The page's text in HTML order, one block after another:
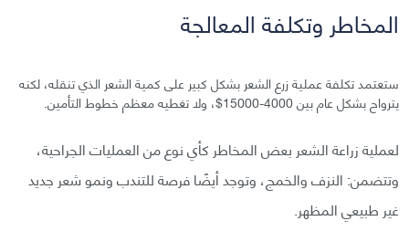
المخاطر وتكلفة المعالجة
ستعتمد تكلفة عملية زرع الشعر بشكل كبير على كمية الشعر الذي تنقله، لكنه
يترواح بشكل عام بين 4000-15000$، ولا تغطيه معظم خطوط التأمين.
لعملية زراعة الشعر بعض المخاطر كأي نوع من العمليات الجراحية،
وتتضمن: النزف والخمج، وتوجد أيضًا فرصة للتندب ونمو شعر جديد
غير طبيعي المظهر.